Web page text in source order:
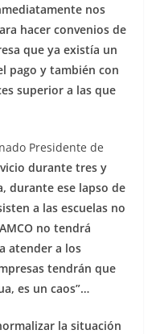
nos
hacer convenios de
que ya existía un
pago y también con
superior a las que
Presidente de
durante tres y
durante ese lapso de
a las escuelas no
no tendrá
atender a los
tendrán que
es un caos”…
la situación